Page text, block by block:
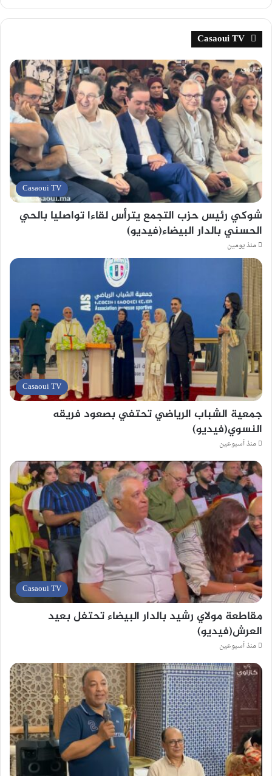
Casaoui TV
Casaoui TV
شوكي رئيس حزب التجمع يترأس لقاءا تواصليا بالحي
الحسني بالدار البيضاء(فيديو)
منذ يومين
Casaoui TV
جمعية الشباب الرياضي تحتفي بصعود فريقه
النسوي(فيديو)
منذ أسبوعين
Casaoui TV
مقاطعة مولاي رشيد بالدار البيضاء تحتفل بعيد
العرش(فيديو)
منذ أسبوعين